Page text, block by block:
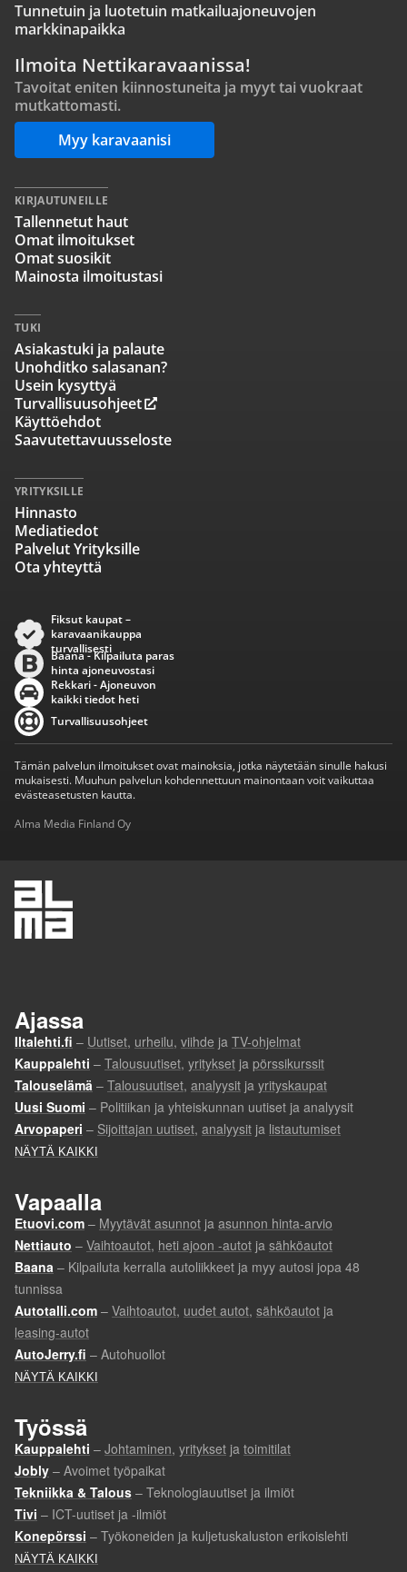
Tunnetuin ja luotetuin matkailuajoneuvojen
markkinapaikka
Ilmoita Nettikaravaanissa!
Tavoitat eniten kiinnostuneita ja myyt tai vuokraat
mutkattomasti.
Myy karavaanisi
KIRJAUTUNEILLE
Tallennetut haut
Omat ilmoitukset
Omat suosikit
Mainosta ilmoitustasi
TUKI
Asiakastuki ja palaute
Unohditko salasanan?
Usein kysyttyä
Turvallisuusohjeet
Käyttöehdot
Saavutettavuusseloste
YRITYKSILLE
Hinnasto
Mediatiedot
Palvelut Yrityksille
Ota yhteyttä
Fiksut kaupat –
karavaanikauppa
turvallisesti
Baana - Kilpailuta paras
hinta ajoneuvostasi
Rekkari - Ajoneuvon
kaikki tiedot heti
Turvallisuusohjeet
Tämän palvelun ilmoitukset ovat mainoksia, jotka näytetään sinulle hakusi
mukaisesti. Muuhun palvelun kohdennettuun mainontaan voit vaikuttaa
evästeasetusten kautta.
Alma Media Finland Oy